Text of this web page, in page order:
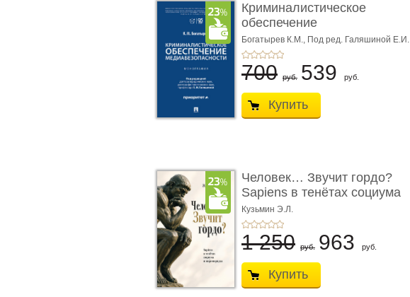
Криминалистическое
обеспечение
медиабезопас� ...
Богатырев К.М., Под ред. Галяшиной Е.И.
700 руб. 539 руб.
Купить
Человек… Звучит гордо?
Sapiens в тенётах социума
� ...
Кузьмин Э.Л.
1 250 руб. 963 руб.
Купить